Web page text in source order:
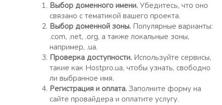
Выбор доменного имени. Убедитесь, что оно
связано с тематикой вашего проекта.
Выбор доменной зоны. Популярные варианты:
.com, .net, .org, а также локальные зоны,
например, .ua.
Проверка доступности. Используйте сервисы,
такие как Hostpro.ua, чтобы узнать, свободно
ли выбранное имя.
Регистрация и оплата. Заполните форму на
сайте провайдера и оплатите услугу.